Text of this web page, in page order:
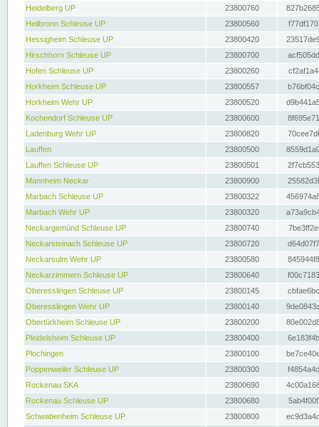
Heidelberg UP
23800760
Heilbronn Schleuse UP
23800560
Hessigheim Schleuse UP
23800420
Hirschhorn Schleuse UP
23800700
Hofen Schleuse UP
23800260
Horkheim Schleuse UP
23800557
Horkheim Wehr UP
23800520
Kochendorf Schleuse UP
23800600
Ladenburg Wehr UP
23800820
Lauffen
23800500
Lauffen Schleuse UP
23800501
Mannheim Neckar
23800900
Marbach Schleuse UP
23800322
Marbach Wehr UP
23800320
Neckargemünd Schleuse UP
23800740
Neckarsteinach Schleuse UP
23800720
Neckarsulm Wehr UP
23800580
Neckarzimmern Schleuse UP
23800640
Oberesslingen Schleuse UP
23800145
Oberesslingen Wehr UP
23800140
Obertürkheim Schleuse UP
23800200
Pleidelsheim Schleuse UP
23800400
Plochingen
23800100
Poppenweiler Schleuse UP
23800300
Rockenau SKA
23800690
Rockenau Schleuse UP
23800680
Schwabenheim Schleuse UP
23800800